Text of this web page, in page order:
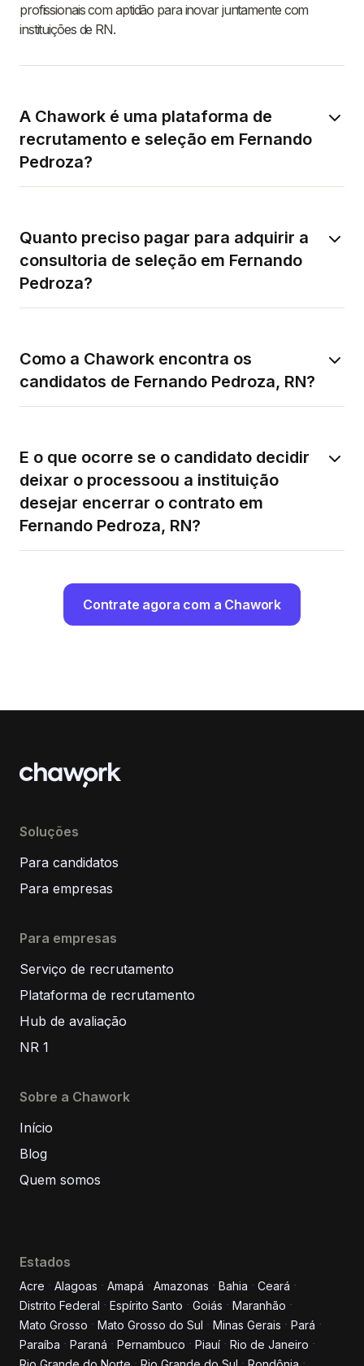
profissionais com aptidão para inovar juntamente com
instituições de RN.
A Chawork é uma plataforma de
recrutamento e seleção em Fernando
Pedroza?
Quanto preciso pagar para adquirir a
consultoria de seleção em Fernando
Pedroza?
Como a Chawork encontra os
candidatos de Fernando Pedroza, RN?
E o que ocorre se o candidato decidir
deixar o processoou a instituição
desejar encerrar o contrato em
Fernando Pedroza, RN?
Contrate agora com a Chawork
Informe seus dados para
conversar conosco!
Soluções
Para candidatos
Para empresas
Para empresas
Serviço de recrutamento
Plataforma de recrutamento
Hub de avaliação
NR 1
Sobre a Chawork
Início
Blog
Quem somos
Estados
Acre Alagoas Amapá Amazonas Bahia
Ceará
Distrito Federal
Espírito Santo Goiás
Maranhão
Mato Grosso
Mato Grosso do Sul Minas Gerais
Pará
Paraíba
Paraná Pernambuco Piauí
Rio de Janeiro